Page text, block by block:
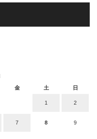
金 土 日
1 2
7 8 9